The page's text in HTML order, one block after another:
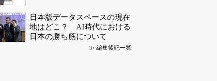
日本版データスペースの現在
地はどこ？ AI時代における
日本の勝ち筋について
≫ 編集後記一覧